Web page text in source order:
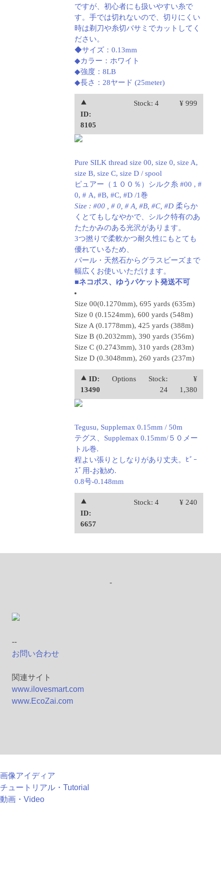
ですが、初心者にも扱いやすい糸で
す。手では切れないので、切りにくい
時は剃刀や糸切バサミでカットしてく
ださい。
◆サイズ：0.13mm
◆カラー：ホワイト
◆強度：8LB
◆長さ：28ヤード (25meter)
⯅
ID:
8105
Stock: 4 ¥ 999
Pure SILK thread size 00, size 0, size A,
size B, size C, size D / spool
ピュアー（１００％）シルク糸 #00 , #
0, # A, #B, #C, #D /1巻
Size : #00 , # 0, # A, #B, #C, #D柔らか
くとてもしなやかで、シルク特有のあ
たたかみのある光沢があります。
3つ撚りで柔軟かつ耐久性にもとても
優れているため、
パール・天然石からグラスビーズまで
幅広くお使いいただけます。
■ネコポス、ゆうパケット発送不可
Size 00(0.1270mm), 695 yards (635m)
Size 0 (0.1524mm), 600 yards (548m)
Size A (0.1778mm), 425 yards (388m)
Size B (0.2032mm), 390 yards (356m)
Size C (0.2743mm), 310 yards (283m)
Size D (0.3048mm), 260 yards (237m)
⯅ ID:
13490
Options
Stock:
24
¥
1,380
Tegusu, Supplemax 0.15mm / 50m
テグス、Supplemax 0.15mm/５０メー
トル巻.
程よい張りとしなりがあり丈夫。ﾋﾞｰ
ｽﾞ用-お勧め.
0.8号-0.148mm
⯅
ID:
6657
Stock: 4 ¥ 240
-
--
お問い合わせ
関連サイト
www.ilovesmart.com
www.EcoZai.com
画像アイディア
チュートリアル・Tutorial
動画・Video